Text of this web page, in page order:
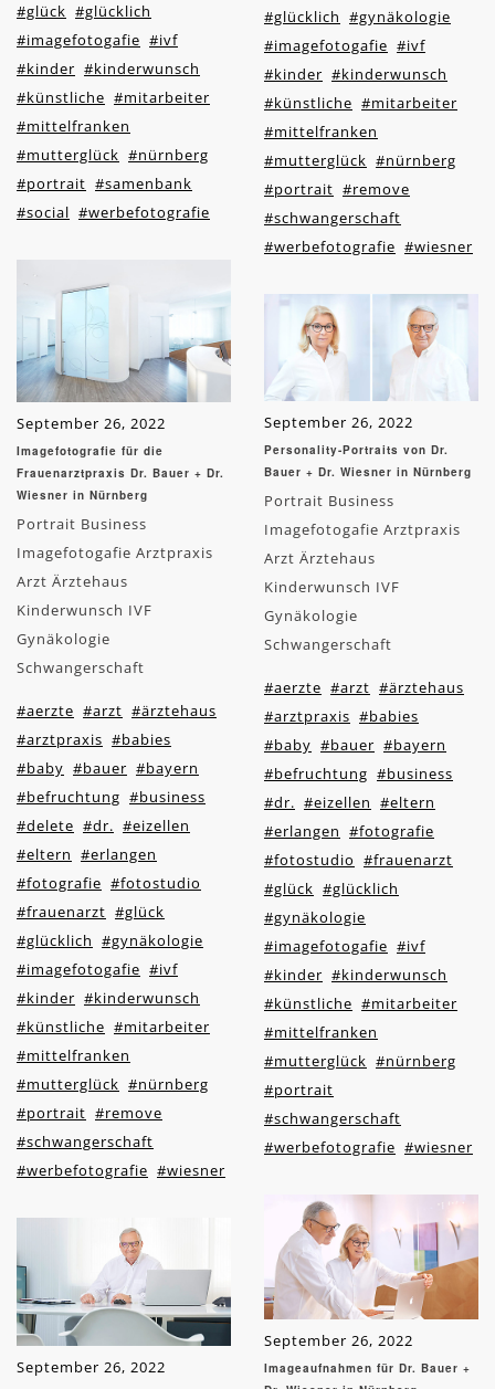
#glück #glücklich
#imagefotogafie #ivf
#kinder #kinderwunsch
#künstliche #mitarbeiter
#mittelfranken
#mutterglück #nürnberg
#portrait #samenbank
#social #werbefotografie
September 26, 2022
Imagefotografie für die
Frauenarztpraxis Dr. Bauer + Dr.
Wiesner in Nürnberg
Portrait Business
Imagefotogafie Arztpraxis
Arzt Ärztehaus
Kinderwunsch IVF
Gynäkologie
Schwangerschaft
#aerzte #arzt #ärztehaus
#arztpraxis #babies
#baby #bauer #bayern
#befruchtung #business
#delete #dr. #eizellen
#eltern #erlangen
#fotografie #fotostudio
#frauenarzt #glück
#glücklich #gynäkologie
#imagefotogafie #ivf
#kinder #kinderwunsch
#künstliche #mitarbeiter
#mittelfranken
#mutterglück #nürnberg
#portrait #remove
#schwangerschaft
#werbefotografie #wiesner
September 26, 2022
#glücklich #gynäkologie
#imagefotogafie #ivf
#kinder #kinderwunsch
#künstliche #mitarbeiter
#mittelfranken
#mutterglück #nürnberg
#portrait #remove
#schwangerschaft
#werbefotografie #wiesner
September 26, 2022
Personality-Portraits von Dr.
Bauer + Dr. Wiesner in Nürnberg
Portrait Business
Imagefotogafie Arztpraxis
Arzt Ärztehaus
Kinderwunsch IVF
Gynäkologie
Schwangerschaft
#aerzte #arzt #ärztehaus
#arztpraxis #babies
#baby #bauer #bayern
#befruchtung #business
#dr. #eizellen #eltern
#erlangen #fotografie
#fotostudio #frauenarzt
#glück #glücklich
#gynäkologie
#imagefotogafie #ivf
#kinder #kinderwunsch
#künstliche #mitarbeiter
#mittelfranken
#mutterglück #nürnberg
#portrait
#schwangerschaft
#werbefotografie #wiesner
September 26, 2022
Imageaufnahmen für Dr. Bauer +